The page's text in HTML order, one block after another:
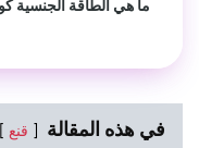
ما هي الطاقة الجنسية
في هذه المقالة قنع